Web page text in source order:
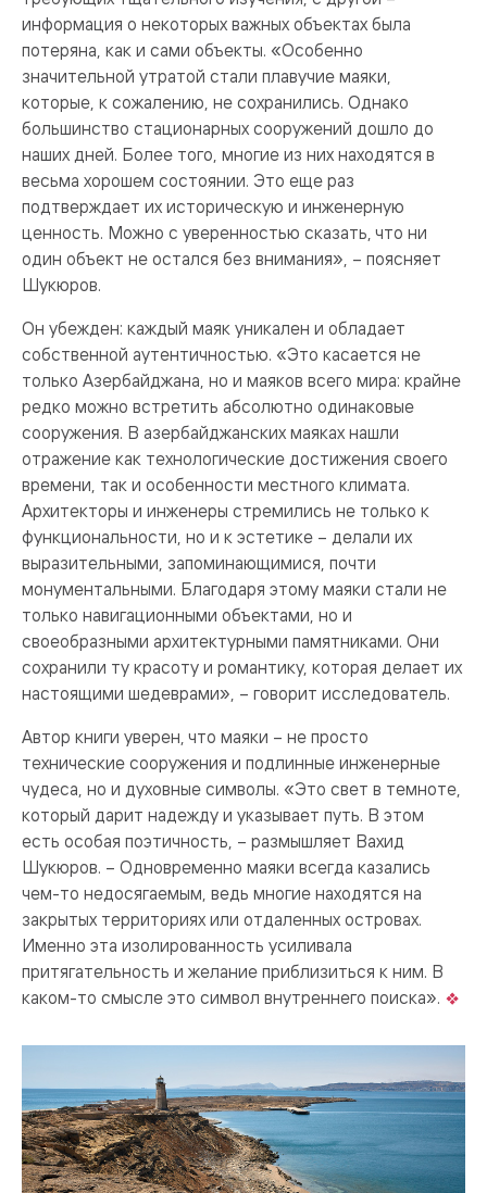
информация о некоторых важных объектах была
потеряна, как и сами объекты. «Особенно
значительной утратой стали плавучие маяки,
которые, к сожалению, не сохранились. Однако
большинство стационарных сооружений дошло до
наших дней. Более того, многие из них находятся в
весьма хорошем состоянии. Это еще раз
подтверждает их историческую и инженерную
ценность. Можно с уверенностью сказать, что ни
один объект не остался без внимания», – поясняет
Шукюров.
Он убежден: каждый маяк уникален и обладает
собственной аутентичностью. «Это касается не
только Азербайджана, но и маяков всего мира: крайне
редко можно встретить абсолютно одинаковые
сооружения. В азербайджанских маяках нашли
отражение как технологические достижения своего
времени, так и особенности местного климата.
Архитекторы и инженеры стремились не только к
функциональности, но и к эстетике – делали их
выразительными, запоминающимися, почти
монументальными. Благодаря этому маяки стали не
только навигационными объектами, но и
своеобразными архитектурными памятниками. Они
сохранили ту красоту и романтику, которая делает их
настоящими шедеврами», – говорит исследователь.
Автор книги уверен, что маяки – не просто
технические сооружения и подлинные инженерные
чудеса, но и духовные символы. «Это свет в темноте,
который дарит надежду и указывает путь. В этом
есть особая поэтичность, – размышляет Вахид
Шукюров. – Одновременно маяки всегда казались
чем-то недосягаемым, ведь многие находятся на
закрытых территориях или отдаленных островах.
Именно эта изолированность усиливала
притягательность и желание приблизиться к ним. В
каком-то смысле это символ внутреннего поиска».